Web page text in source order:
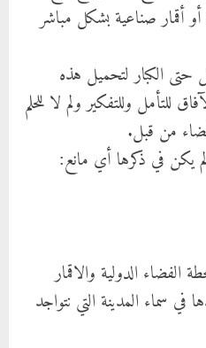
أقمار صناعية بشكل مباشر
حتى الكبار لتحميل هذه
للتأمل وللتفكير ولم لا للحلم
من قبل.
يكن في ذكرها أي مانع:
الدولية والاقمار
سماء المدينة التي نتواجد